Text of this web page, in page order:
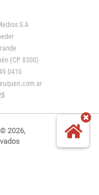
S.A
(CP 8300)
0410
© 2026,